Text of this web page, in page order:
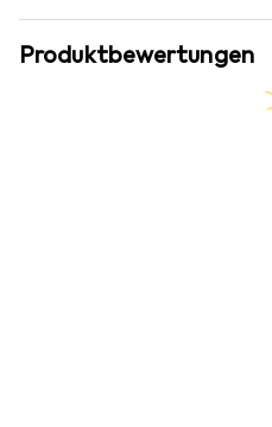
Produktbewertungen